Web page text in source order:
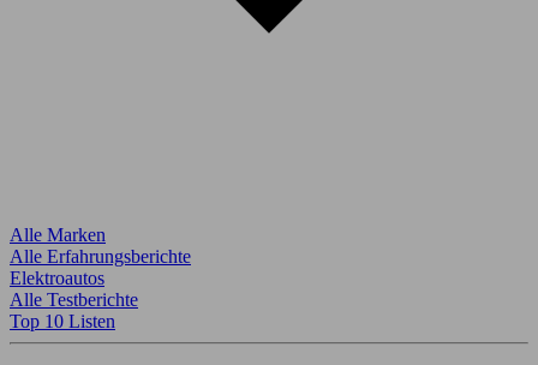
Alle Marken
Alle Erfahrungsberichte
Elektroautos
Alle Testberichte
Top 10 Listen